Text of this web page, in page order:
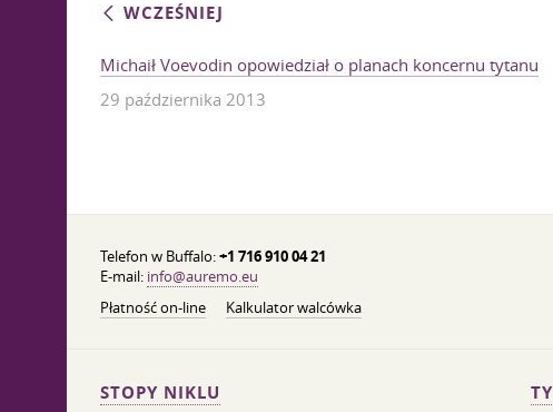
WCZEŚNIEJ
Michaił Voevodin opowiedział o planach koncernu tytanu
29 października 2013
Telefon w Buffalo:+1 716 910 04 21
E-mail: info@auremo.eu
Płatność on-line
Kalkulator walcówka
STOPY NIKLU